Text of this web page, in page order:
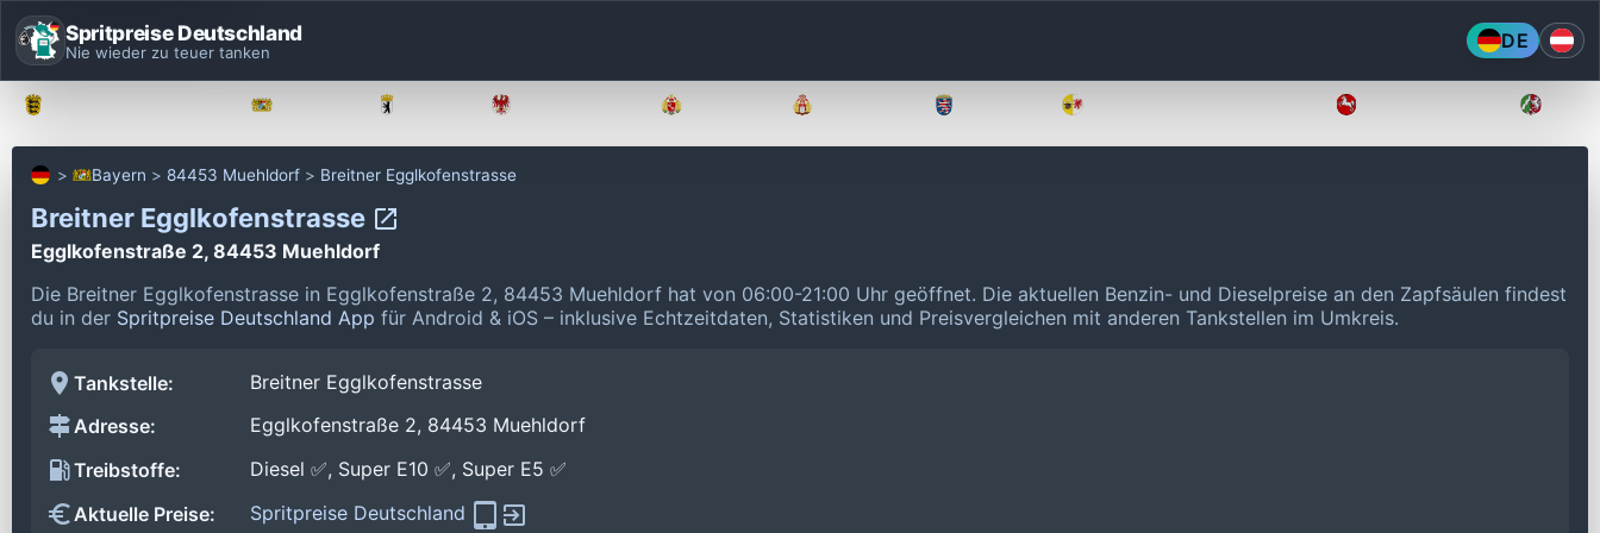
Spritpreise Deutschland
Nie wieder zu teuer tanken DE
Bayern 84453 Muehldorf Breitner Egglkofenstrasse
Breitner Egglkofenstrasse
Egglkofenstraße 2, 84453 Muehldorf
Die Breitner Egglkofenstrasse in Egglkofenstraße 2, 84453 Muehldorf hat von 06:00-21:00 Uhr geöffnet. Die aktuellen Benzin- und Dieselpreise an den Zapfsäulen findest
du in der Spritpreise Deutschland App für Android & iOS – inklusive Echtzeitdaten, Statistiken und Preisvergleichen mit anderen Tankstellen im Umkreis.
Tankstelle:
Breitner Egglkofenstrasse
Adresse:
Egglkofenstraße 2, 84453 Muehldorf
Treibstoffe:
Diesel ✅, Super E10 ✅, Super E5 ✅
Aktuelle Preise:
Spritpreise Deutschland